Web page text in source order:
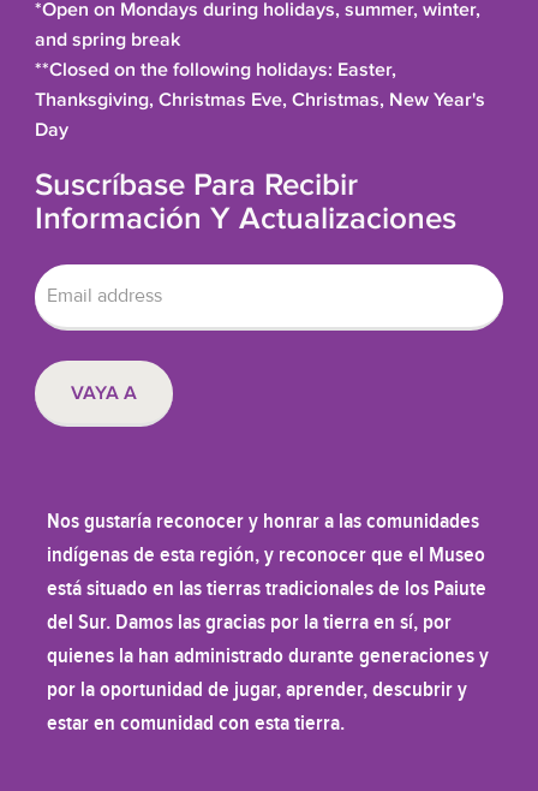
*Open on Mondays during holidays, summer, winter,
and spring break
**Closed on the following holidays: Easter,
Thanksgiving, Christmas Eve, Christmas, New Year's
Day
Suscríbase Para Recibir
Información Y Actualizaciones
Nos gustaría reconocer y honrar a las comunidades
indígenas de esta región, y reconocer que el Museo
está situado en las tierras tradicionales de los Paiute
del Sur. Damos las gracias por la tierra en sí, por
quienes la han administrado durante generaciones y
por la oportunidad de jugar, aprender, descubrir y
estar en comunidad con esta tierra.